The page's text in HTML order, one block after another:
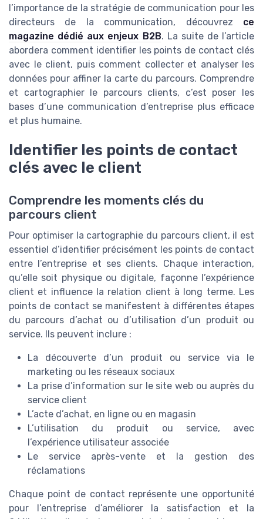
l’importance de la stratégie de communication pour les
directeurs de la communication, découvrez ce
magazine dédié aux enjeux B2B. La suite de l’article
abordera comment identifier les points de contact clés
avec le client, puis comment collecter et analyser les
données pour affiner la carte du parcours. Comprendre
et cartographier le parcours clients, c’est poser les
bases d’une communication d’entreprise plus efficace
et plus humaine.
Identifier les points de contact
clés avec le client
Comprendre les moments clés du
parcours client
Pour optimiser la cartographie du parcours client, il est
essentiel d’identifier précisément les points de contact
entre l’entreprise et ses clients. Chaque interaction,
qu’elle soit physique ou digitale, façonne l’expérience
client et influence la relation client à long terme. Les
points de contact se manifestent à différentes étapes
du parcours d’achat ou d’utilisation d’un produit ou
service. Ils peuvent inclure :
La découverte d’un produit ou service via le
marketing ou les réseaux sociaux
La prise d’information sur le site web ou auprès du
service client
L’acte d’achat, en ligne ou en magasin
L’utilisation du produit ou service, avec
l’expérience utilisateur associée
Le service après-vente et la gestion des
réclamations
Chaque point de contact représente une opportunité
pour l’entreprise d’améliorer la satisfaction et la